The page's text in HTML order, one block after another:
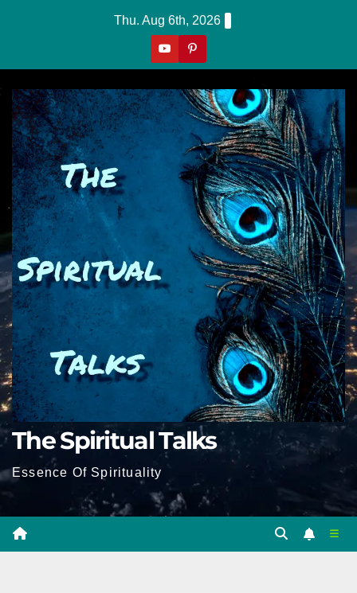
Thu. Aug 6th, 2026
The Spiritual Talks
Essence Of Spirituality